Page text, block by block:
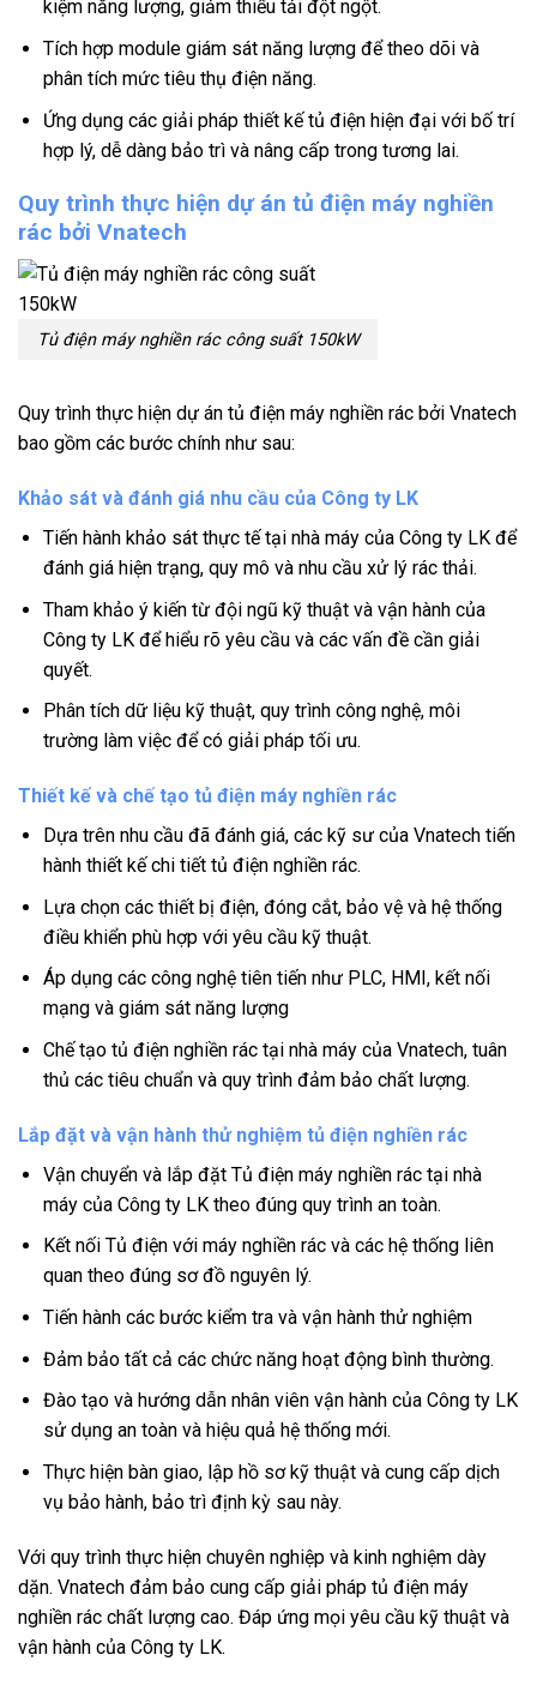
kiệm năng lượng, giảm thiểu tải đột ngột.
Tích hợp module giám sát năng lượng để theo dõi và
phân tích mức tiêu thụ điện năng.
Ứng dụng các giải pháp thiết kế tủ điện hiện đại với bố trí
hợp lý, dễ dàng bảo trì và nâng cấp trong tương lai.
Quy trình thực hiện dự án tủ điện máy nghiền
rác bởi Vnatech
Tủ điện máy nghiền rác công suất 150kW
Quy trình thực hiện dự án tủ điện máy nghiền rác bởi Vnatech
bao gồm các bước chính như sau:
Khảo sát và đánh giá nhu cầu của Công ty LK
Tiến hành khảo sát thực tế tại nhà máy của Công ty LK để
đánh giá hiện trạng, quy mô và nhu cầu xử lý rác thải.
Tham khảo ý kiến từ đội ngũ kỹ thuật và vận hành của
Công ty LK để hiểu rõ yêu cầu và các vấn đề cần giải
quyết.
Phân tích dữ liệu kỹ thuật, quy trình công nghệ, môi
trường làm việc để có giải pháp tối ưu.
Thiết kế và chế tạo tủ điện máy nghiền rác
Dựa trên nhu cầu đã đánh giá, các kỹ sư của Vnatech tiến
hành thiết kế chi tiết tủ điện nghiền rác.
Lựa chọn các thiết bị điện, đóng cắt, bảo vệ và hệ thống
điều khiển phù hợp với yêu cầu kỹ thuật.
Áp dụng các công nghệ tiên tiến như PLC, HMI, kết nối
mạng và giám sát năng lượng
Chế tạo tủ điện nghiền rác tại nhà máy của Vnatech, tuân
thủ các tiêu chuẩn và quy trình đảm bảo chất lượng.
Lắp đặt và vận hành thử nghiệm tủ điện nghiền rác
Vận chuyển và lắp đặt Tủ điện máy nghiền rác tại nhà
máy của Công ty LK theo đúng quy trình an toàn.
Kết nối Tủ điện với máy nghiền rác và các hệ thống liên
quan theo đúng sơ đồ nguyên lý.
Tiến hành các bước kiểm tra và vận hành thử nghiệm
Đảm bảo tất cả các chức năng hoạt động bình thường.
Đào tạo và hướng dẫn nhân viên vận hành của Công ty LK
sử dụng an toàn và hiệu quả hệ thống mới.
Thực hiện bàn giao, lập hồ sơ kỹ thuật và cung cấp dịch
vụ bảo hành, bảo trì định kỳ sau này.
Với quy trình thực hiện chuyên nghiệp và kinh nghiệm dày
dặn. Vnatech đảm bảo cung cấp giải pháp tủ điện máy
nghiền rác chất lượng cao. Đáp ứng mọi yêu cầu kỹ thuật và
vận hành của Công ty LK.